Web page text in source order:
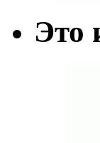
Это